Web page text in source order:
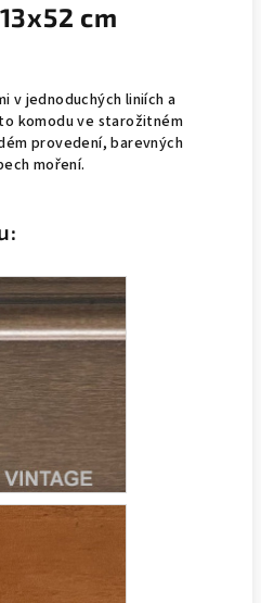
cm
v jednoduchých liniích a
komodu ve starožitném
provedení, barevných
moření.